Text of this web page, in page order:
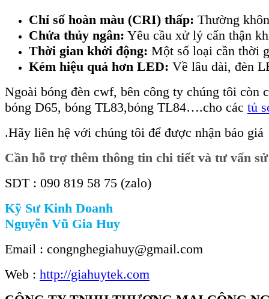
Chỉ số hoàn màu (CRI) thấp: Thường
Chứa thủy ngân: Yêu cầu xử lý cẩn thận
Thời gian khởi động: Một số loại cần thời
Kém hiệu quả hơn LED: Về lâu dài, đèn
Ngoài bóng đèn cwf, bên công ty chúng tôi còn
bóng D65, bóng TL83,bóng TL84….cho các tủ
.Hãy liên hệ với chúng tôi để được nhận báo giá
Cần hỗ trợ thêm thông tin chi tiết và tư vấn
SDT : 090 819 58 75 (zalo)
Kỹ Sư Kinh Doanh
Nguyễn Vũ Gia Huy
Email : congnghegiahuy@gmail.com
Web : http://giahuytek.com